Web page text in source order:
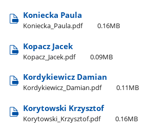
Koniecka Paula
Koniecka​_Paula.pdf 0.16MB
Kopacz Jacek
Kopacz​_Jacek.pdf 0.09MB
Kordykiewicz Damian
Kordykiewicz​_Damian.pdf 0.11MB
Korytowski Krzysztof
Korytowski​_Krzysztof.pdf 0.16MB